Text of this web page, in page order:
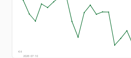
€4
2026-07-10